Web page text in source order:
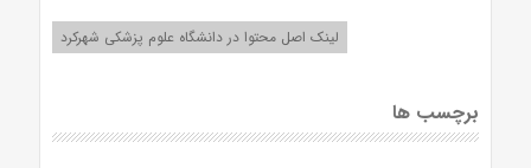
لینک اصل محتوا در دانشگاه علوم پزشکی شهرکرد
برچسب ها